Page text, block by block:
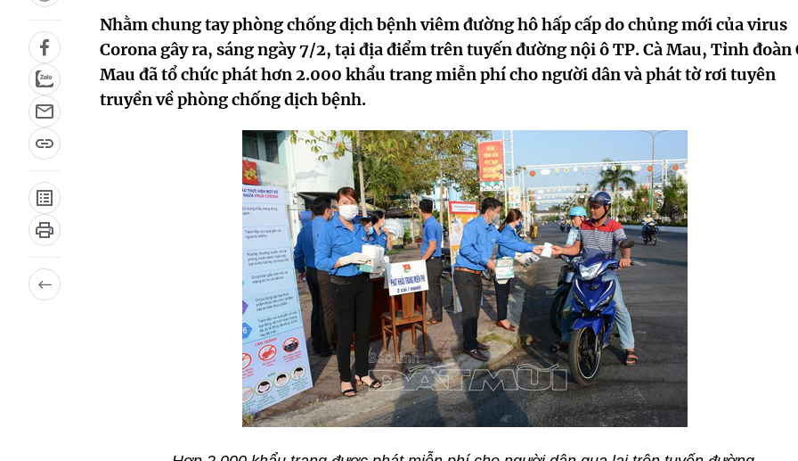
Nhằm chung tay phòng chống dịch bệnh viêm đường hô hấp cấp do chủng mới của virus
Corona gây ra, sáng ngày 7/2, tại địa điểm trên tuyến đường nội ô TP. Cà Mau, Tỉnh đoàn
Mau đã tổ chức phát hơn 2.000 khẩu trang miễn phí cho người dân và phát tờ rơi tuyên
truyền về phòng chống dịch bệnh.